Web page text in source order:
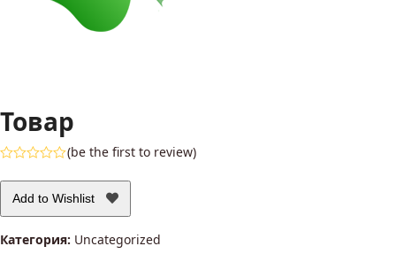
Товар
0
(be the first to review)
Add to Wishlist
Категория: Uncategorized